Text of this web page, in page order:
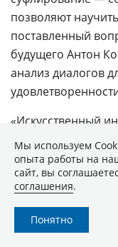
позволяют
поставленный
будущего Антон
анализ диалогов
«Искусственный
том, чего хотим
поручить ему
Наталья
языковую модель,
объемы хорошо
это большая
Мы используем
опыта работы на
сайт, вы
соглашения.
Понятно